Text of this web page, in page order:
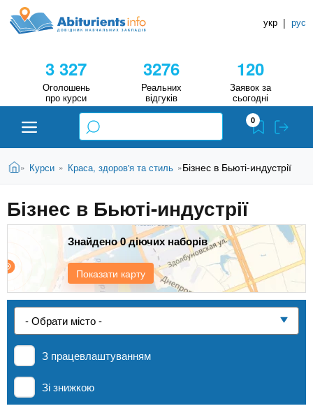
д
A
i
t
u
r
i
e
n
t
о
н
к
Н
в
ч
л
н
к
3 327
Оголошень
про курси
3276
Реальних
відгуків
120
Заявок за
сьогодні
укр | рус
Абітурієнту
ЗВО (ВНЗ)
Коледжі
Курси
Приватні школи
0
В
т
у
Головна
» Курси » Краса, здоров'я та стиль »Бізнес в Бьюті-индустрії
Бізнес в Бьюті-индустрії
Показати карту
Знайдено 0 діючих наборів
З працевлаштуванням
Зі знижкою